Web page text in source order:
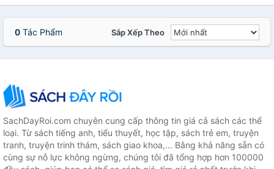
0 Tác Phẩm Sắp Xếp Theo
SachDayRoi.com chuyên cung cấp thông tin giá cả sách các thể
loại. Từ sách tiếng anh, tiểu thuyết, học tập, sách trẻ em, truyện
tranh, truyện trinh thám, sách giao khoa,... Bằng khả năng sẵn có
cùng sự nỗ lực không ngừng, chúng tôi đã tổng hợp hơn 100000